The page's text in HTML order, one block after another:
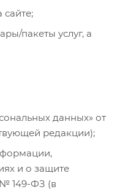
пакеты услуг, а
данных» от
редакции);
и о защите
149-ФЗ (в